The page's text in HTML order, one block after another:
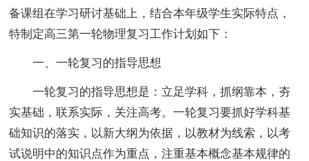
备课组在学习研讨基础上，结合本年级学生实际特点，
特制定高三第一轮物理复习工作计划如下：
一、一轮复习的指导思想
一轮复习的指导思想是：立足学科，抓纲靠本，夯
实基础，联系实际，关注高考。一轮复习要抓好学科基
础知识的落实，以新大纲为依据，以教材为线索，以考
试说明中的知识点作为重点，注重基本概念基本规律的